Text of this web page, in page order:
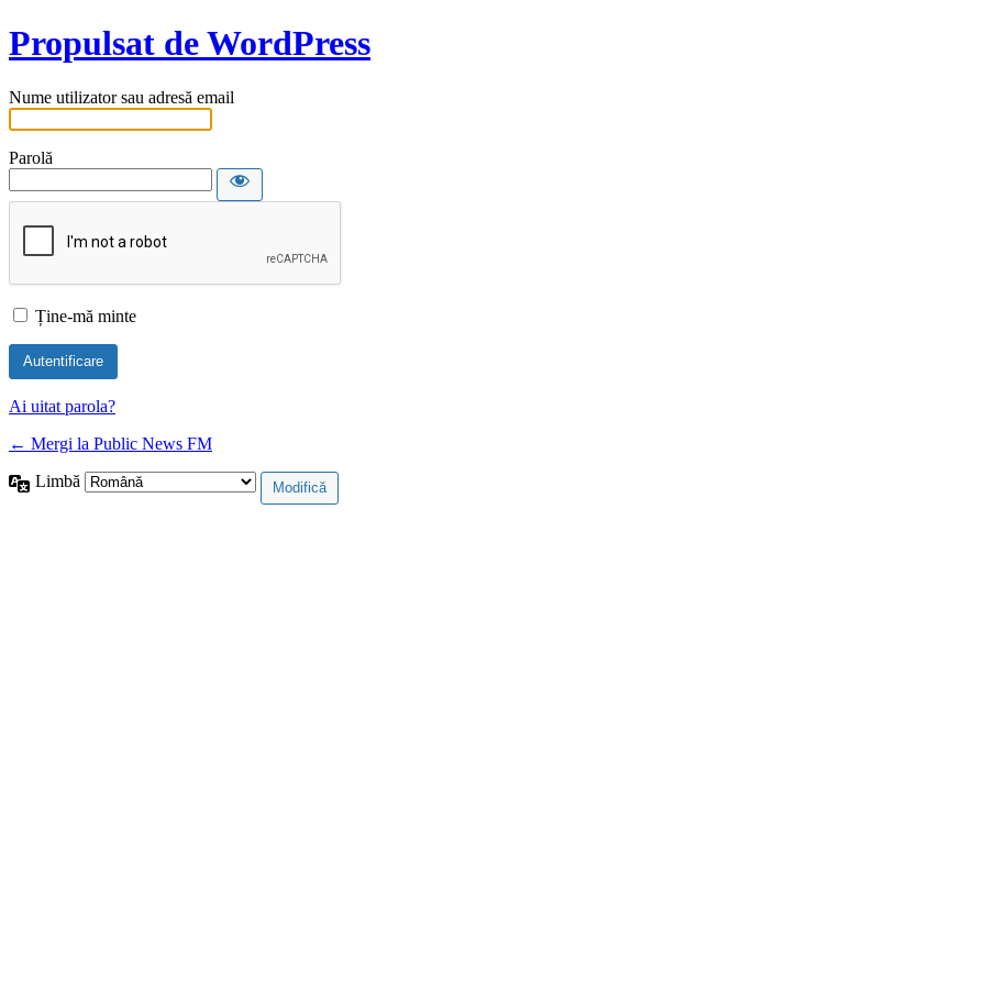
Propulsat de WordPress
Nume utilizator sau adresă email
Parolă
Ține-mă minte
Ai uitat parola?
← Mergi la Public News FM
Limbă